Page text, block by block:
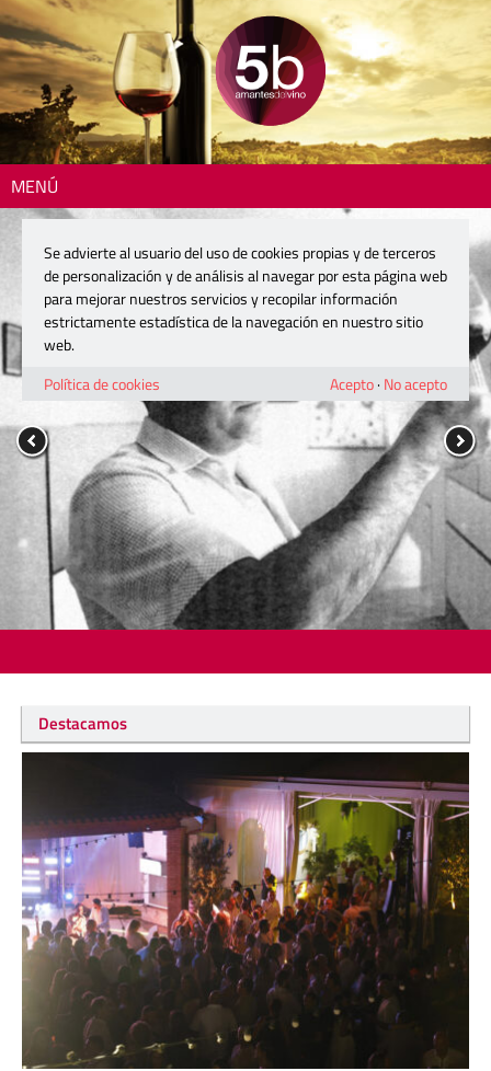
MENÚ
Destacamos
Se advierte al usuario del uso de cookies propias y de terceros
de personalización y de análisis al navegar por esta página web
para mejorar nuestros servicios y recopilar información
estrictamente estadística de la navegación en nuestro sitio
web.
Política de cookies
Acepto· No acepto